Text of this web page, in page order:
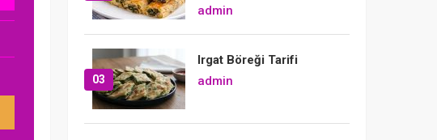
admin
03
Irgat Böreği Tarifi
admin